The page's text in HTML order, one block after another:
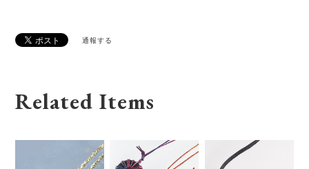
通報する
Related Items